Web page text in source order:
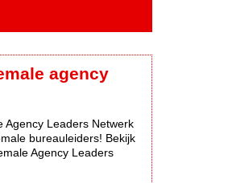
agency
Agency Leaders Netwerk
bureauleiders! Bekijk
Agency Leaders